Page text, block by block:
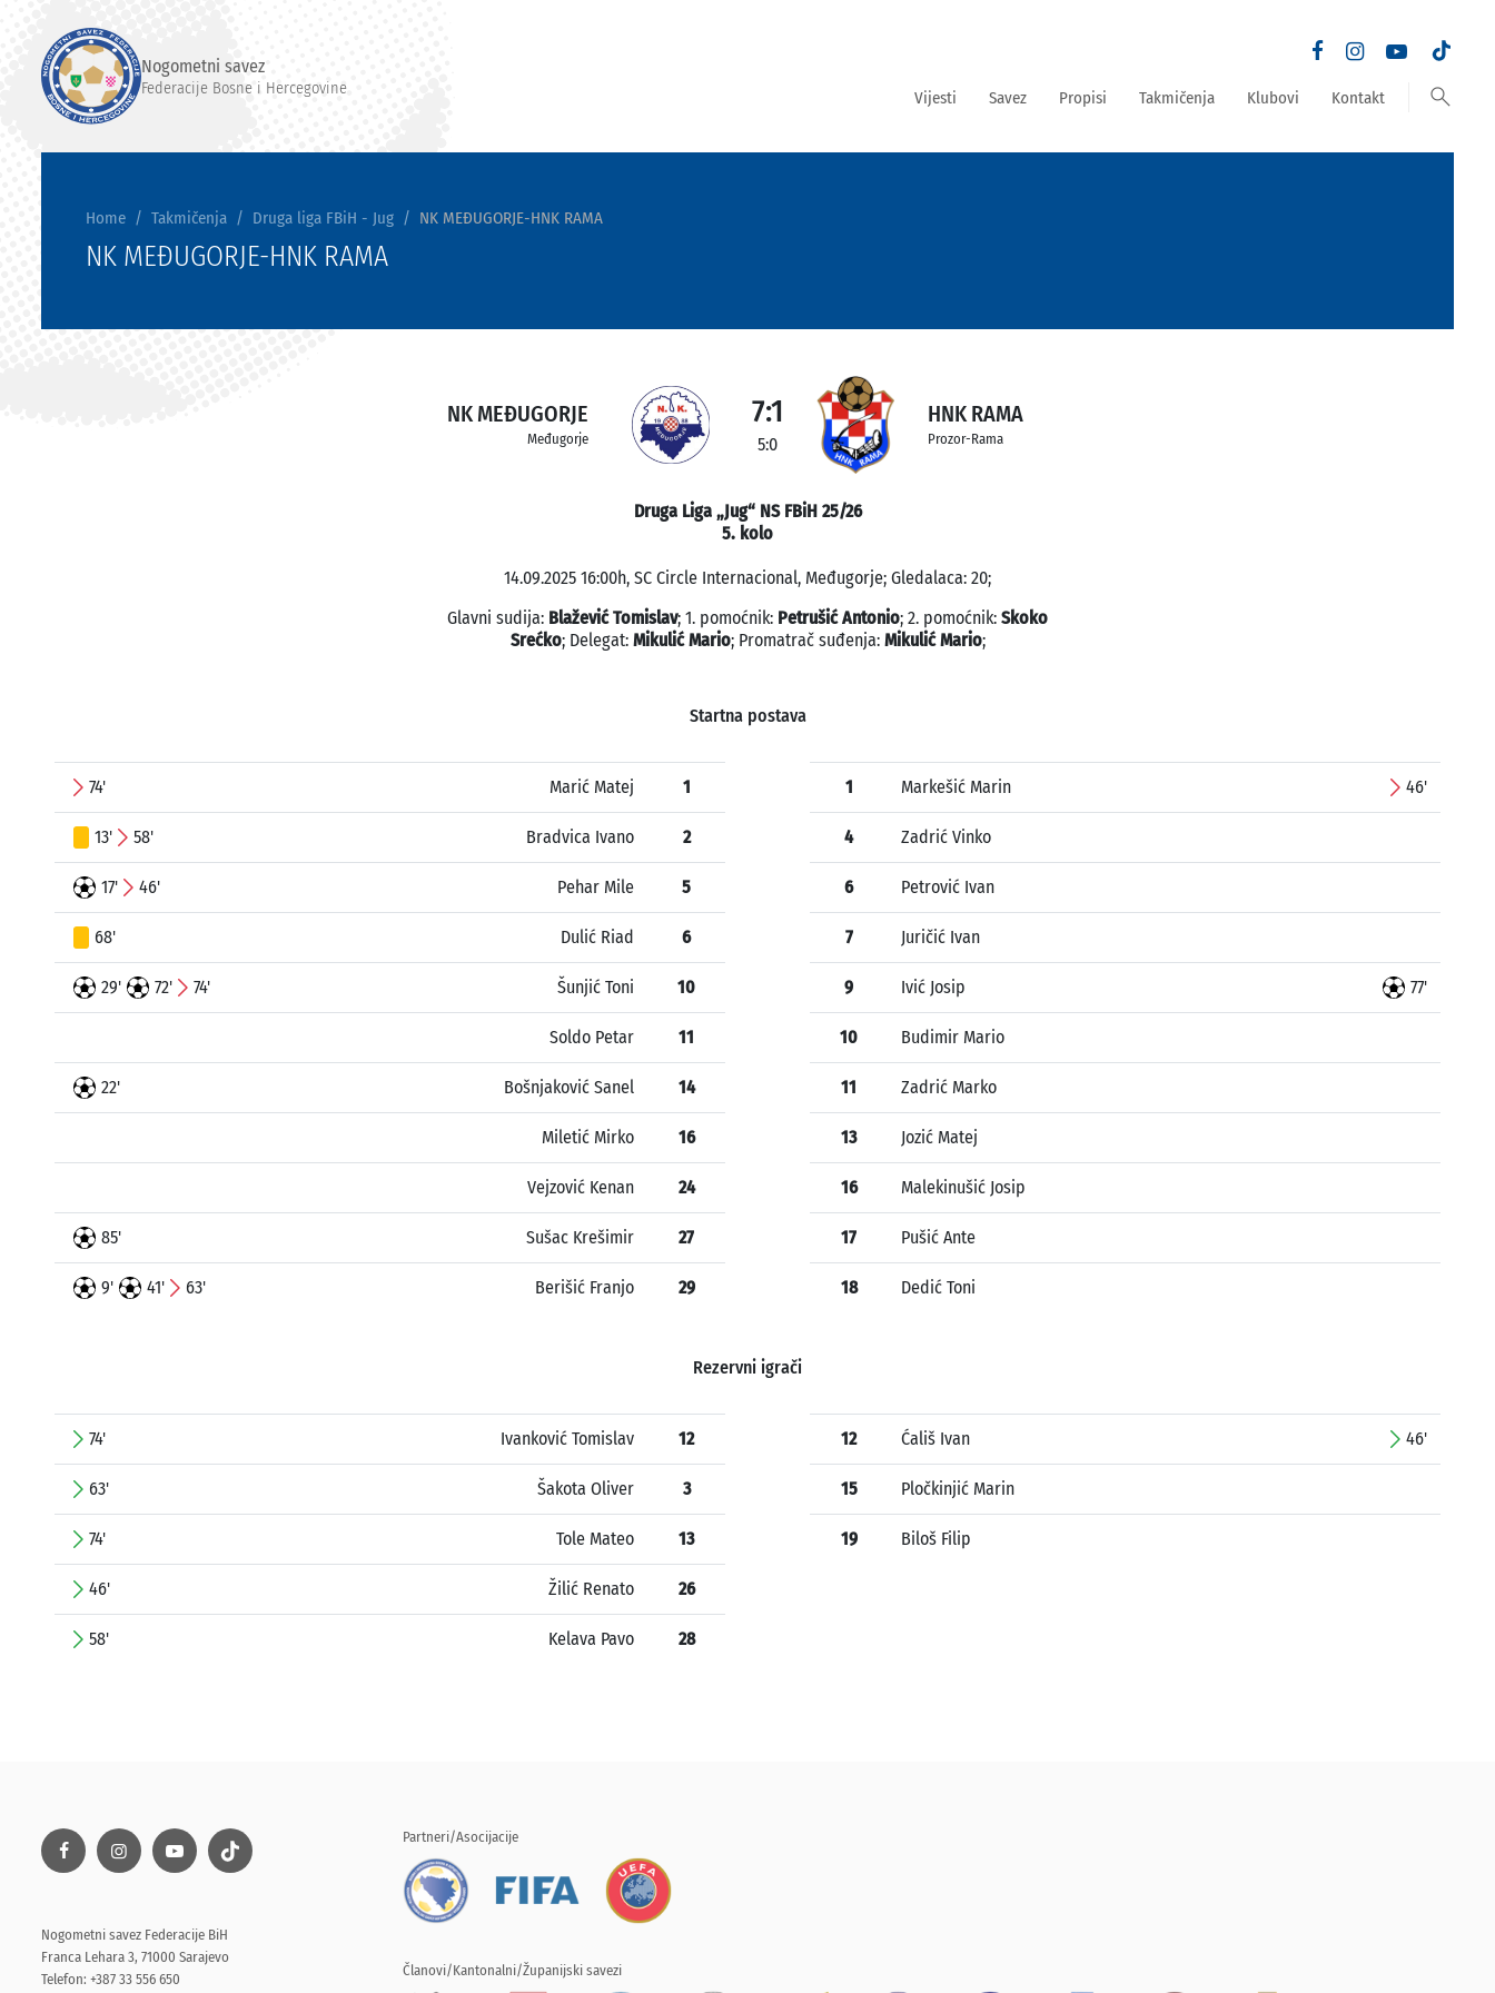
Nogometni savez
Federacije Bosne i Hercegovine Vijesti Savez Propisi Takmičenja Klubovi Kontakt search
Home Takmičenja Druga liga FBiH - Jug NK MEĐUGORJE-HNK RAMA
NK MEĐUGORJE-HNK RAMA
NK MEĐUGORJE
Međugorje
7:1
5:0
HNK RAMA
Prozor-Rama
Druga Liga „Jug“ NS FBiH 25/26
5. kolo
14.09.2025 16:00h, SC Circle Internacional, Međugorje; Gledalaca: 20;
Glavni sudija: Blažević Tomislav; 1. pomoćnik: Petrušić Antonio; 2. pomoćnik: Skoko
Srećko; Delegat: Mikulić Mario; Promatrač suđenja: Mikulić Mario;
Startna postava
74' Marić Matej 1
13' 58' Bradvica Ivano 2
17' 46' Pehar Mile 5
68' Dulić Riad 6
29' 72' 74' Šunjić Toni 10
Soldo Petar 11
22' Bošnjaković Sanel 14
Miletić Mirko 16
Vejzović Kenan 24
85' Sušac Krešimir 27
9' 41' 63' Berišić Franjo 29
1 Markešić Marin 46'
4 Zadrić Vinko
6 Petrović Ivan
7 Juričić Ivan
9 Ivić Josip 77'
10 Budimir Mario
11 Zadrić Marko
13 Jozić Matej
16 Malekinušić Josip
17 Pušić Ante
18 Dedić Toni
Rezervni igrači
74' Ivanković Tomislav 12
63' Šakota Oliver 3
74' Tole Mateo 13
46' Žilić Renato 26
58' Kelava Pavo 28
12 Ćališ Ivan 46'
15 Pločkinjić Marin
19 Biloš Filip
Nogometni savez Federacije BiH
Franca Lehara 3, 71000 Sarajevo
Telefon: +387 33 556 650
Partneri/Asocijacije
Članovi/Kantonalni/Županijski savezi